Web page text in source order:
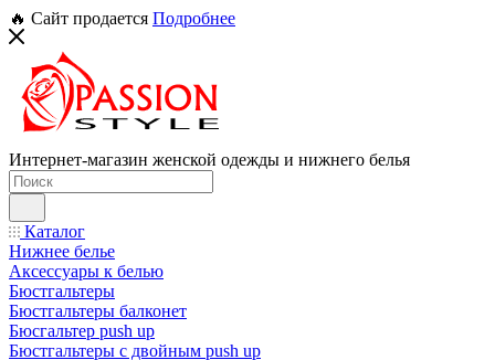
🔥 Сайт продается Подробнее
Интернет-магазин женской одежды и нижнего белья
Каталог
Нижнее белье
Аксессуары к белью
Бюстгальтеры
Бюстгальтеры балконет
Бюсгальтер push up
Бюстгальтеры с двойным push up